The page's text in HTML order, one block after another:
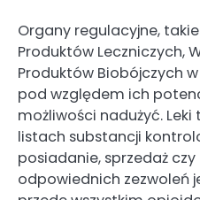
Organy regulacyjne,
Produktów Leczniczych,
Produktów Biobójczych
pod względem ich
możliwości nadużyć.
listach substancji
posiadanie, sprzedaż
odpowiednich zezwoleń